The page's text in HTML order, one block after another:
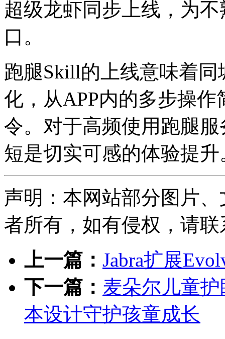
超级龙虾同步上线，为
口。
跑腿Skill的上线意味着
化，从APP内的多步操
令。对于高频使用跑腿
短是切实可感的体验提升
声明：本网站部分图片
者所有，如有侵权，请联
上一篇： ​Jabra扩展
下一篇： 麦朵尔儿童
本设计守护孩童成长